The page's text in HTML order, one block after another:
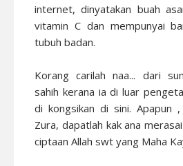
internet, dinyatakan buah
vitamin C dan mempunyai
tubuh badan.
Korang carilah naa... dari
sahih kerana ia di luar
di kongsikan di sini. Apapun
Zura, dapatlah kak ana
ciptaan Allah swt yang Maha